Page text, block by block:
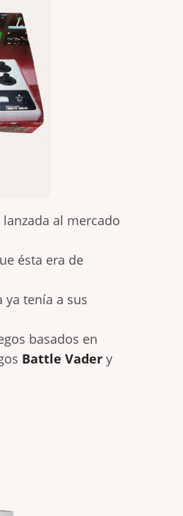
al mercado
ésta era de
ya tenía a sus
basados en
Battle Vader y